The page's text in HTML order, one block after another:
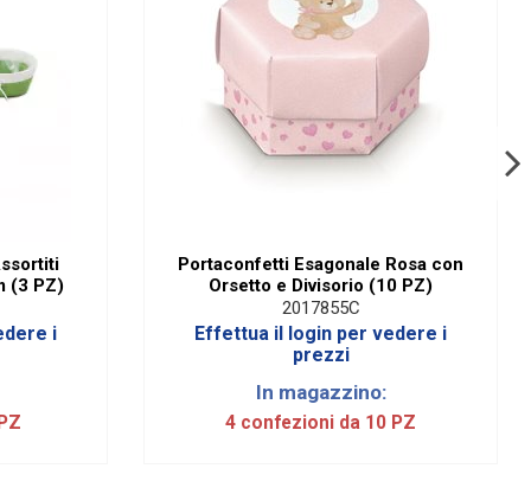
(3 PZ)
i
Portaconfetti Esagonale Rosa con
Orsetto e Divisorio (10 PZ)
2017855C
Effettua il login per vedere i
prezzi
In magazzino:
4 confezioni da 10 PZ